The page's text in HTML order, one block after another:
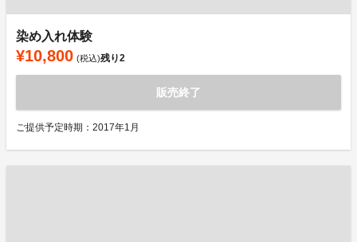
染め入れ体験
¥10,800 (税込)残り2
販売終了
ご提供予定時期：2017年1月